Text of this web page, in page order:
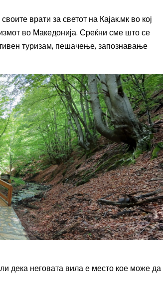
врати за светот на Кајак.мк во кој
во Македонија. Среќни сме што се
туризам, пешачење, запознавање
дека неговата вила е место кое може да